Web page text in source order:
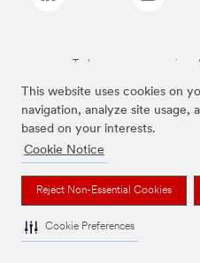
This website uses cookies on
navigation, analyze site usage,
based on your interests.
Cookie Notice
Reject Non-Essential Cookies
Cookie Preferences
Todas as marcas